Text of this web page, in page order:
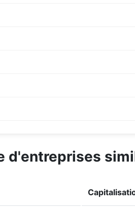
d'entreprises